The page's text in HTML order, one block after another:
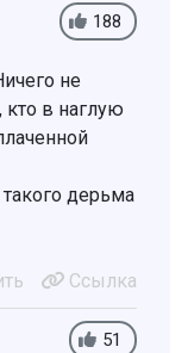
188
не
кто в наглую
дерьма
Ссылка
51